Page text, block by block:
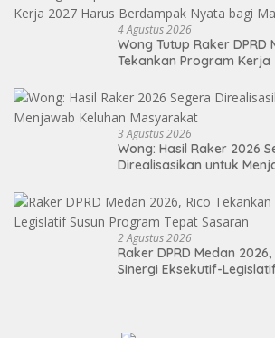
4 Agustus 2026
Wong Tutup Raker DPRD
Tekankan Program Kerja
3 Agustus 2026
Wong: Hasil Raker 2026
Direalisasikan untuk
2 Agustus 2026
Raker DPRD Medan
Sinergi Eksekutif-